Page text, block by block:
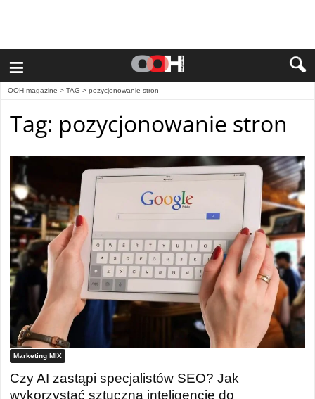
≡
OOH magazine > TAG > pozycjonowanie stron
Tag: pozycjonowanie stron
Marketing MIX
Czy AI zastąpi specjalistów SEO? Jak
wykorzystać sztuczną inteligencję do